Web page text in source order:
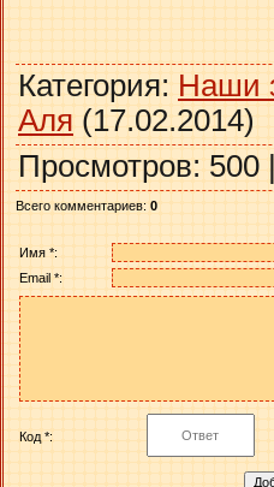
Категория: Наши
Аля (17.02.2014)
Просмотров: 500
Всего комментариев: 0
Имя *:
Email *:
Код *: